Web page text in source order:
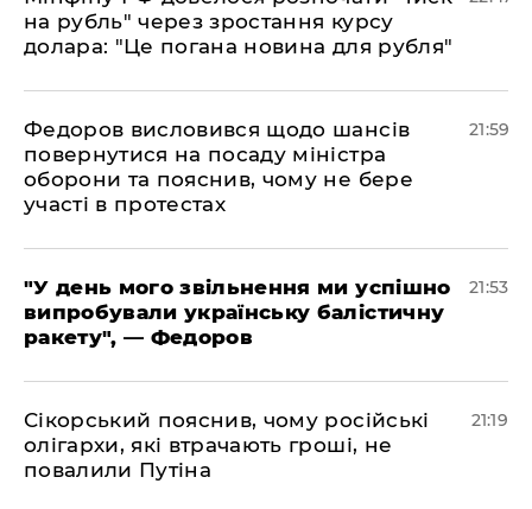
на рубль" через зростання курсу
долара: "Це погана новина для рубля"
​Федоров висловився щодо шансів
повернутися на посаду міністра
оборони та пояснив, чому не бере
участі в протестах
21:59
​"У день мого звільнення ми успішно
випробували українську балістичну
ракету", — Федоров
21:53
​Сікорський пояснив, чому російські
олігархи, які втрачають гроші, не
повалили Путіна
21:19